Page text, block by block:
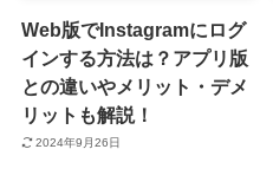
Web版でInstagramにログ
インする方法は？アプリ版
との違いやメリット・デメ
リットも解説！
2024年9月26日